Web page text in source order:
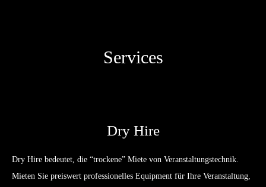
Services
Dry Hire
Dry Hire bedeutet, die “trockene” Miete von Veranstaltungstechnik.
Mieten Sie preiswert professionelles Equipment für Ihre Veranstaltung,